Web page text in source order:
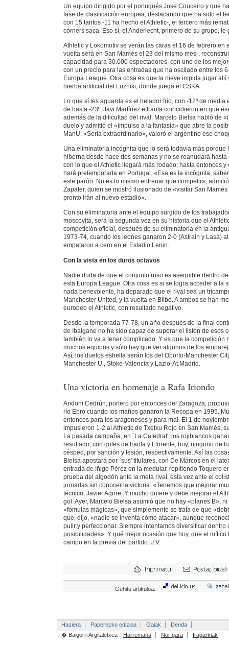
Un equipo dirigido por el portugués Jose Couceiro y que
fase de clasificación europea, destacando que ha sido el
con 15 tantos -11 ha hecho el Athletic-, el tercero más
córners saca. Eso sí, el Anderlecht, primero de su grupo, le
Athletic y Lokomotiv se verán las caras el 16 de febrero en
vuelta será en San Mamés el 23 del mismo mes-,
capacidad para 30.000 espectadores, con uno de los
con un precio para las entradas que ha oscilado entre los
Europa League. Otra cosa es que la nieve impida jugar allí
hierba artificial del Luzniki, donde juega el CSKA.
Lo que sí les aguarda es el helador frío, con -12º de media
de hasta -23º. Javi Martínez e Iraola coincidieron en que
además de la dificultad del rival. Marcelo Bielsa habló de
duelo y admitió el «impulso a la fantasía» que abre la
ManU. «Sería extraordinario», valoró el argentino ese
Una eliminatoria incógnita que lo será todavía más porque
hiberna desde hace dos semanas y no se reanudará
con lo que el Athletic llegará más rodado; hasta entonces
hará pretemporada en Portugal. «Esa es la incógnita,
este parón. No es lo mismo entrenar que competir»,
Zapater, quien se mostró ilusionado de «visitar San
pronto irán al nuevo estadio».
Con su eliminatoria ante el equipo surgido de los
moscovita, será la segunda vez en su historia que el
competición oficial, después de su eliminatoria en la
1973-74, cuando los leones ganaron 2-0 (Astrain y Lasa)
empataron a cero en el Estadio Lenin.
Con la vista en los duros octavos
Nadie duda de que el conjunto ruso es asequible dentro
esta Europa League. Otra cosa es si se logra acceder a la
nada benevolente, ha deparado que el rival sea un
Manchester United, y la vuelta en Bilbo. A ambos se han
europeo el Athletic, con resultado negativo.
Desde la temporada 77-78, un año después de la final
de Ibaigane no ha sido capaz de superar el listón de esos
también lo va a tener complicado. Y es que la competición
muchos equipos y sólo hay que ver algunos de los
Así, los duelos estrella serán los del Oporto-Manchester
Manchester U., Stoke-Valencia y Lazio-At.Madrid.
Una victoria en homenaje a Rafa Iriondo
Andoni Cedrún, portero por entonces del Zaragoza,
río Ebro cuando los maños ganaron la Recopa en 1995.
entonces para los aragoneses y para mal. El 1 de
impusieron 1-2 al Athletic de Txetxu Rojo en San Mamés,
La pasada campaña, en `La Catedral', los rojiblancos
resultado, con goles de Iraola y Llorente; hoy, ninguno de
césped, por sanción y lesión, respectivamente. Así las
Bielsa apostará por `sus' titulares, con De Marcos en el
entrada de Iñigo Pérez en la medular, repitiendo Toquero
prueba del algodón ante la meta rival, esta vez ante el
jornadas sin conocer la victoria. «Tenemos que mejorar
técnico, Javier Agirre. Y mucho quiere y debe mejorar el
gol. Ayer, Marcelo Bielsa asumió que no hay «planes B»,
«fómulas mágicas», que simplemente se trata de que
que, dijo, «nadie se inventa cómo atacar», aunque
pulir y perfeccionar. Siempre intentamos diversificar dentro
posibilidades». Y qué mejor ocasión que hoy, que el
campo en la previa del partido. J.V.
Gehitu artikuloa:
Hasiera Paperezko edizioa Gaiak
Denda
� Baigorri Argitaletxea
Harremana Nor gara Iragarkiak